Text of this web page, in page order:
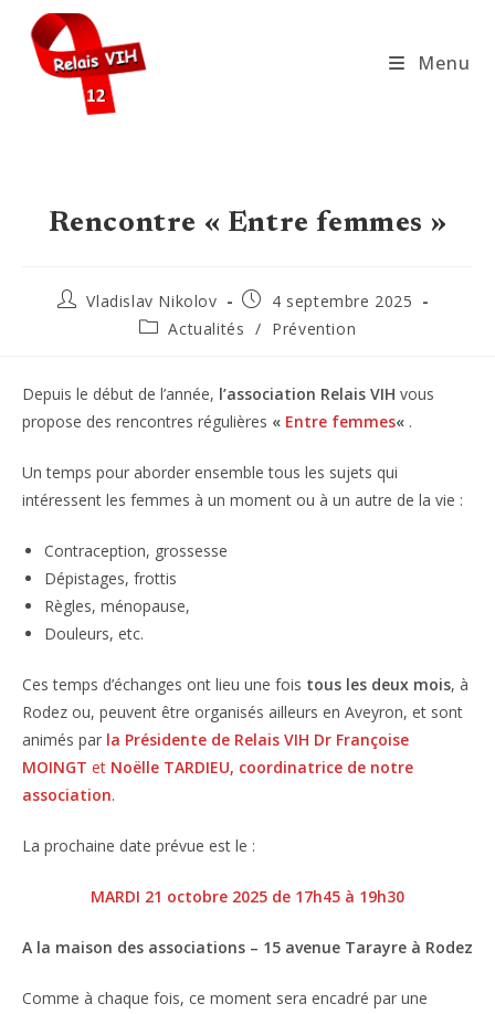
content
Menu
Rencontre « Entre femmes »
Auteur/autrice
Vladislav Nikolov
Publication
publiée :
4 septembre 2025
PostActualités / Prévention
Depuis le début de l’année, l’association Relais VIH vous
propose des rencontres régulières « Entre femmes« .
Un temps pour aborder ensemble tous les sujets qui
intéressent les femmes à un moment ou à un autre de la vie :
Contraception, grossesse
Dépistages, frottis
Règles, ménopause,
Douleurs, etc.
Ces temps d’échanges ont lieu une fois tous les deux mois, à
Rodez ou, peuvent être organisés ailleurs en Aveyron, et sont
animés par la Présidente de Relais VIH Dr Françoise
MOINGT et Noëlle TARDIEU, coordinatrice de notre
association.
La prochaine date prévue est le :
MARDI 21 octobre 2025 de 17h45 à 19h30
A la maison des associations – 15 avenue Tarayre à Rodez
Comme à chaque fois, ce moment sera encadré par une